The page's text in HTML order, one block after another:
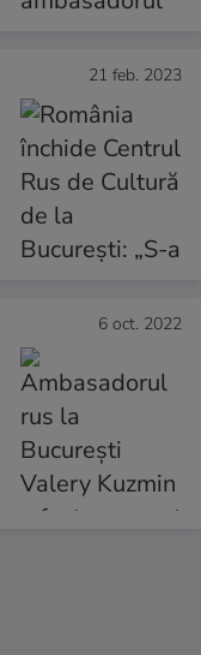
21 feb. 2023
6 oct. 2022